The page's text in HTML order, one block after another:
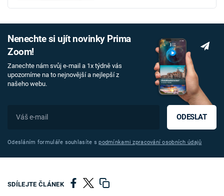
Nenechte si ujít novinky Prima
Zoom!
Zanechte nám svůj e-mail a 1x týdně vás
upozorníme na to nejnovější a nejlepší z
našeho webu.
ODESLAT
Odesláním formuláře souhlasíte spodmínkami zpracování osobních údajů
SDÍLEJTE ČLÁNEK